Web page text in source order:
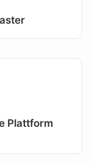
Plattform